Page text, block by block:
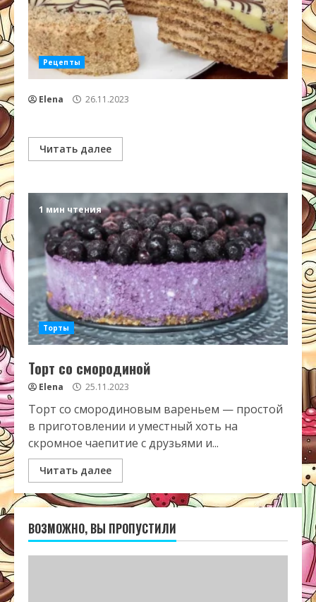
Рецепты
Elena 26.11.2023
Читать далее
1 мин чтения
Торты
Торт со смородиной
Elena 25.11.2023
Торт со смородиновым вареньем — простой
в приготовлении и уместный хоть на
скромное чаепитие с друзьями и...
Читать далее
ВОЗМОЖНО, ВЫ ПРОПУСТИЛИ